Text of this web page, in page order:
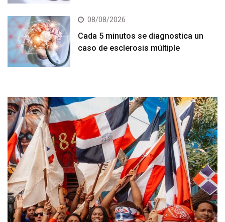
08/08/2026
Cada 5 minutos se diagnostica un
caso de esclerosis múltiple